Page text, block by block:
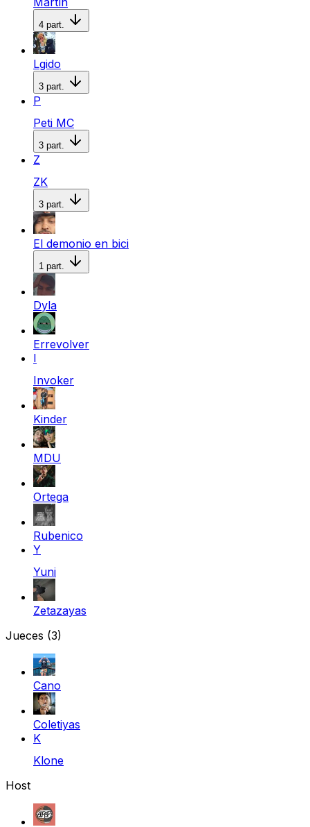
4 part.
Lgido
3 part.
P
Peti MC
3 part.
Z
ZK
3 part.
El demonio en bici
1 part.
Dyla
Errevolver
I
Invoker
Kinder
MDU
Ortega
Rubenico
Y
Yuni
Zetazayas
Jueces (3)
Cano
Coletiyas
K
Klone
Host